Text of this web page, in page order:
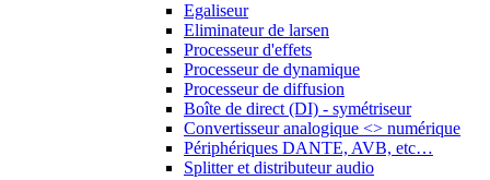
Egaliseur
Eliminateur de larsen
Processeur d'effets
Processeur de dynamique
Processeur de diffusion
Boîte de direct (DI) - symétriseur
Convertisseur analogique <> numérique
Périphériques DANTE, AVB, etc…
Splitter et distributeur audio